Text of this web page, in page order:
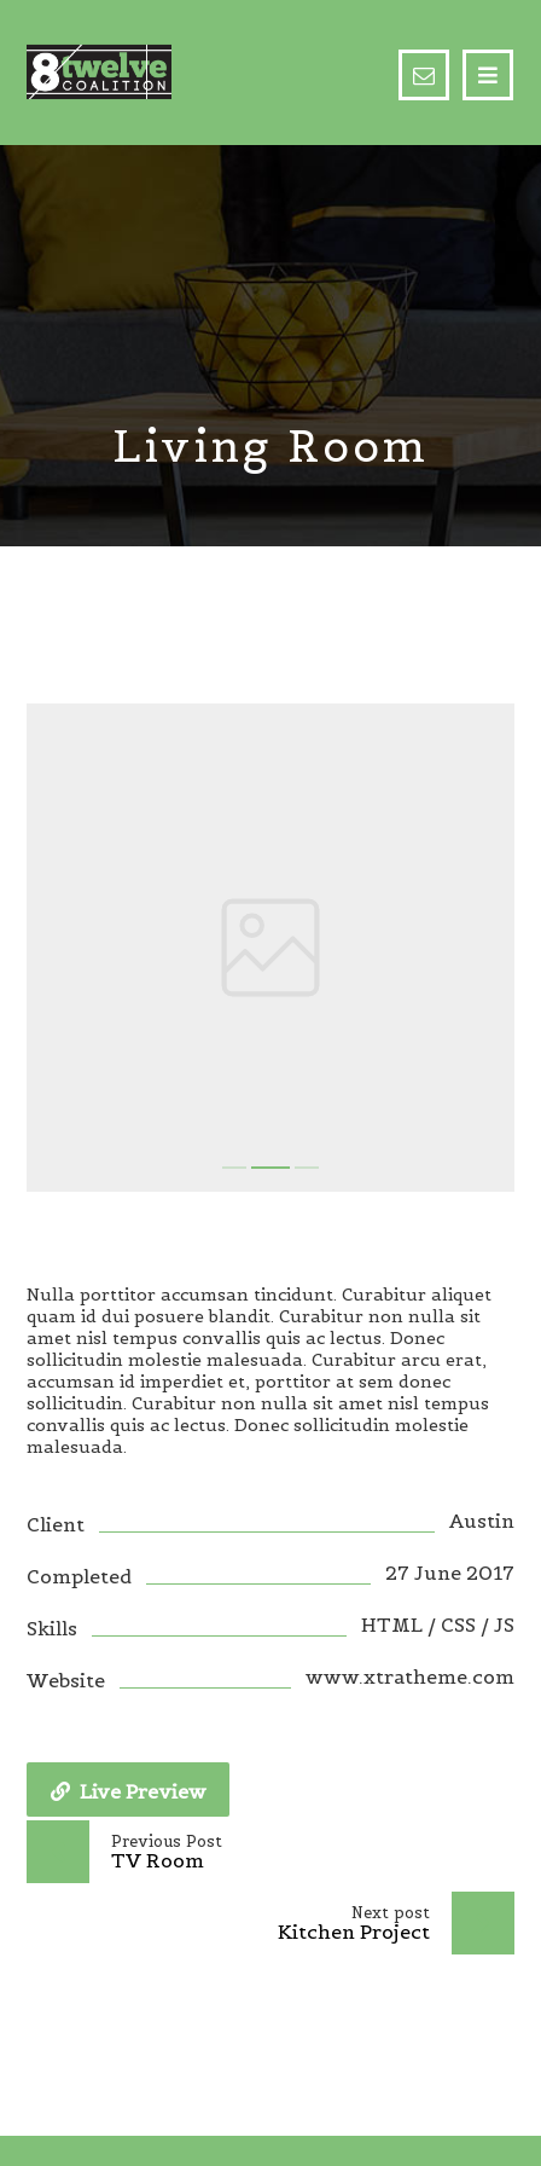
Living Room
Nulla porttitor accumsan tincidunt. Curabitur aliquet
quam id dui posuere blandit. Curabitur non nulla sit
amet nisl tempus convallis quis ac lectus. Donec
sollicitudin molestie malesuada. Curabitur arcu erat,
accumsan id imperdiet et, porttitor at sem donec
sollicitudin. Curabitur non nulla sit amet nisl tempus
convallis quis ac lectus. Donec sollicitudin molestie
malesuada.
Client Austin
Completed 27 June 2017
Skills HTML / CSS / JS
Website www.xtratheme.com
Live Preview
Previous Post
TV Room
Next post
Kitchen Project